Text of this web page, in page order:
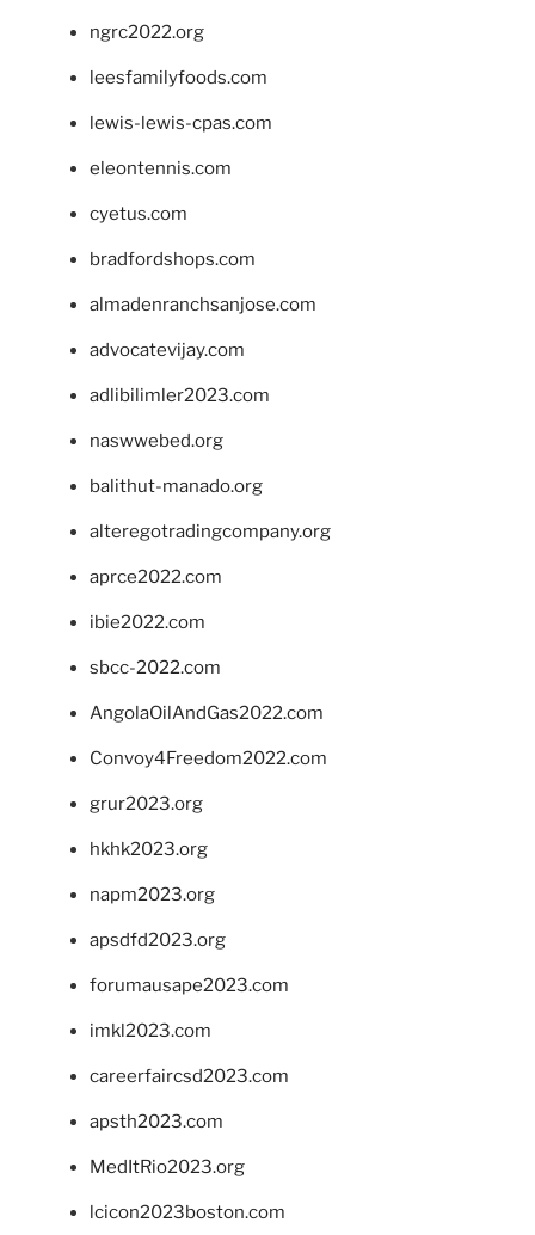
ngrc2022.org
leesfamilyfoods.com
lewis-lewis-cpas.com
eleontennis.com
cyetus.com
bradfordshops.com
almadenranchsanjose.com
advocatevijay.com
adlibilimler2023.com
naswwebed.org
balithut-manado.org
alteregotradingcompany.org
aprce2022.com
ibie2022.com
sbcc-2022.com
AngolaOilAndGas2022.com
Convoy4Freedom2022.com
grur2023.org
hkhk2023.org
napm2023.org
apsdfd2023.org
forumausape2023.com
imkl2023.com
careerfaircsd2023.com
apsth2023.com
MedItRio2023.org
lcicon2023boston.com